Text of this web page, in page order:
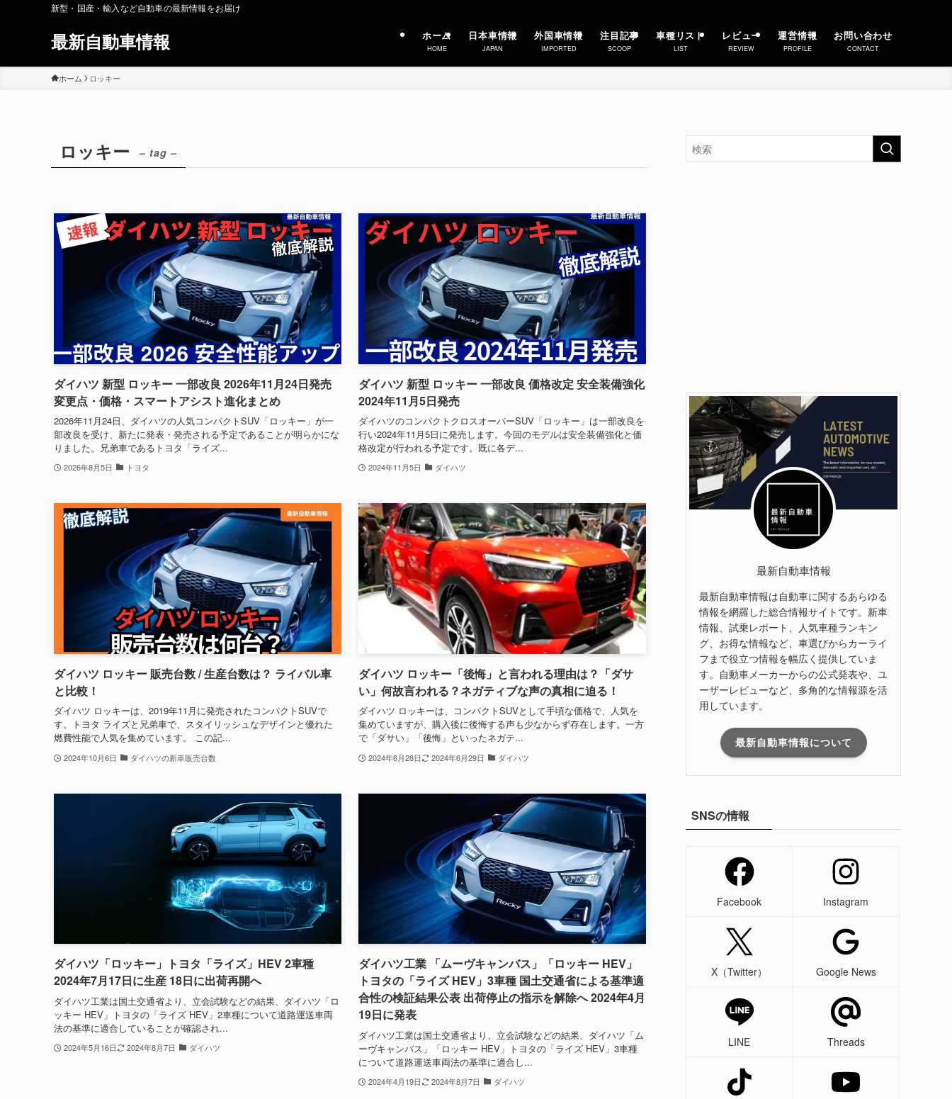
新型・国産・輸入など自動車の最新情報をお届け
最新自動車情報 ホーム
HOME
日本車情報
JAPAN
外国車情報
IMPORTED
注目記事
SCOOP
車種リスト
LIST
レビュー
REVIEW
運営情報
PROFILE
お問い合わせ
CONTACT
ホーム ロッキー
ロッキー – tag –
ダイハツ 新型 ロッキー 一部改良 2026年11月24日発売
変更点・価格・スマートアシスト進化まとめ
2026年11月24日、ダイハツの人気コンパクトSUV「ロッキー」が一
部改良を受け、新たに発表・発売される予定であることが明らかにな
りました。兄弟車であるトヨタ「ライズ...
2026年8月5日 トヨタ
ダイハツ 新型 ロッキー 一部改良 価格改定 安全装備強化
2024年11月5日発売
ダイハツのコンパクトクロスオーバーSUV「ロッキー」は一部改良を
行い2024年11月5日に発売します。今回のモデルは安全装備強化と価
格改定が行われる予定です。既に各デ...
2024年11月5日 ダイハツ
ダイハツ ロッキー 販売台数 / 生産台数は？ ライバル車
と比較！
ダイハツ ロッキーは、2019年11月に発売されたコンパクトSUVで
す。トヨタ ライズと兄弟車で、スタイリッシュなデザインと優れた
燃費性能で人気を集めています。 この記...
2024年10月6日 ダイハツの新車販売台数
ダイハツ ロッキー「後悔」と言われる理由は？「ダサ
い」何故言われる？ネガティブな声の真相に迫る！
ダイハツ ロッキーは、コンパクトSUVとして手頃な価格で、人気を
集めていますが、購入後に後悔する声も少なからず存在します。一方
で「ダサい」「後悔」といったネガテ...
2024年6月28日 2024年6月29日 ダイハツ
ダイハツ「ロッキー」トヨタ「ライズ」HEV 2車種
2024年7月17日に生産 18日に出荷再開へ
ダイハツ工業は国土交通省より、立会試験などの結果、ダイハツ「ロ
ッキー HEV」トヨタの「ライズ HEV」2車種について道路運送車両
法の基準に適合していることが確認され...
2024年5月16日 2024年8月7日 ダイハツ
ダイハツ工業 「ムーヴキャンバス」「ロッキー HEV」
トヨタの「ライズ HEV」3車種 国土交通省による基準適
合性の検証結果公表 出荷停止の指示を解除へ 2024年4月
19日に発表
ダイハツ工業は国土交通省より、立会試験などの結果、ダイハツ「ム
ーヴキャンバス」「ロッキー HEV」トヨタの「ライズ HEV」3車種
について道路運送車両法の基準に適合し...
2024年4月19日 2024年8月7日 ダイハツ
最新自動車情報
最新自動車情報は自動車に関するあらゆる
情報を網羅した総合情報サイトです。新車
情報、試乗レポート、人気車種ランキン
グ、お得な情報など、車選びからカーライ
フまで役立つ情報を幅広く提供していま
す。自動車メーカーからの公式発表や、ユ
ーザーレビューなど、多角的な情報源を活
用しています。
最新自動車情報について
SNSの情報
Facebook Instagram
X（Twitter） Google News
LINE Threads